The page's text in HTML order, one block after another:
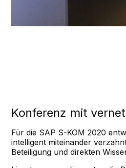
Konferenz mit
Für die SAP S-KOM 2020
intelligent miteinander
Beteiligung und direkten